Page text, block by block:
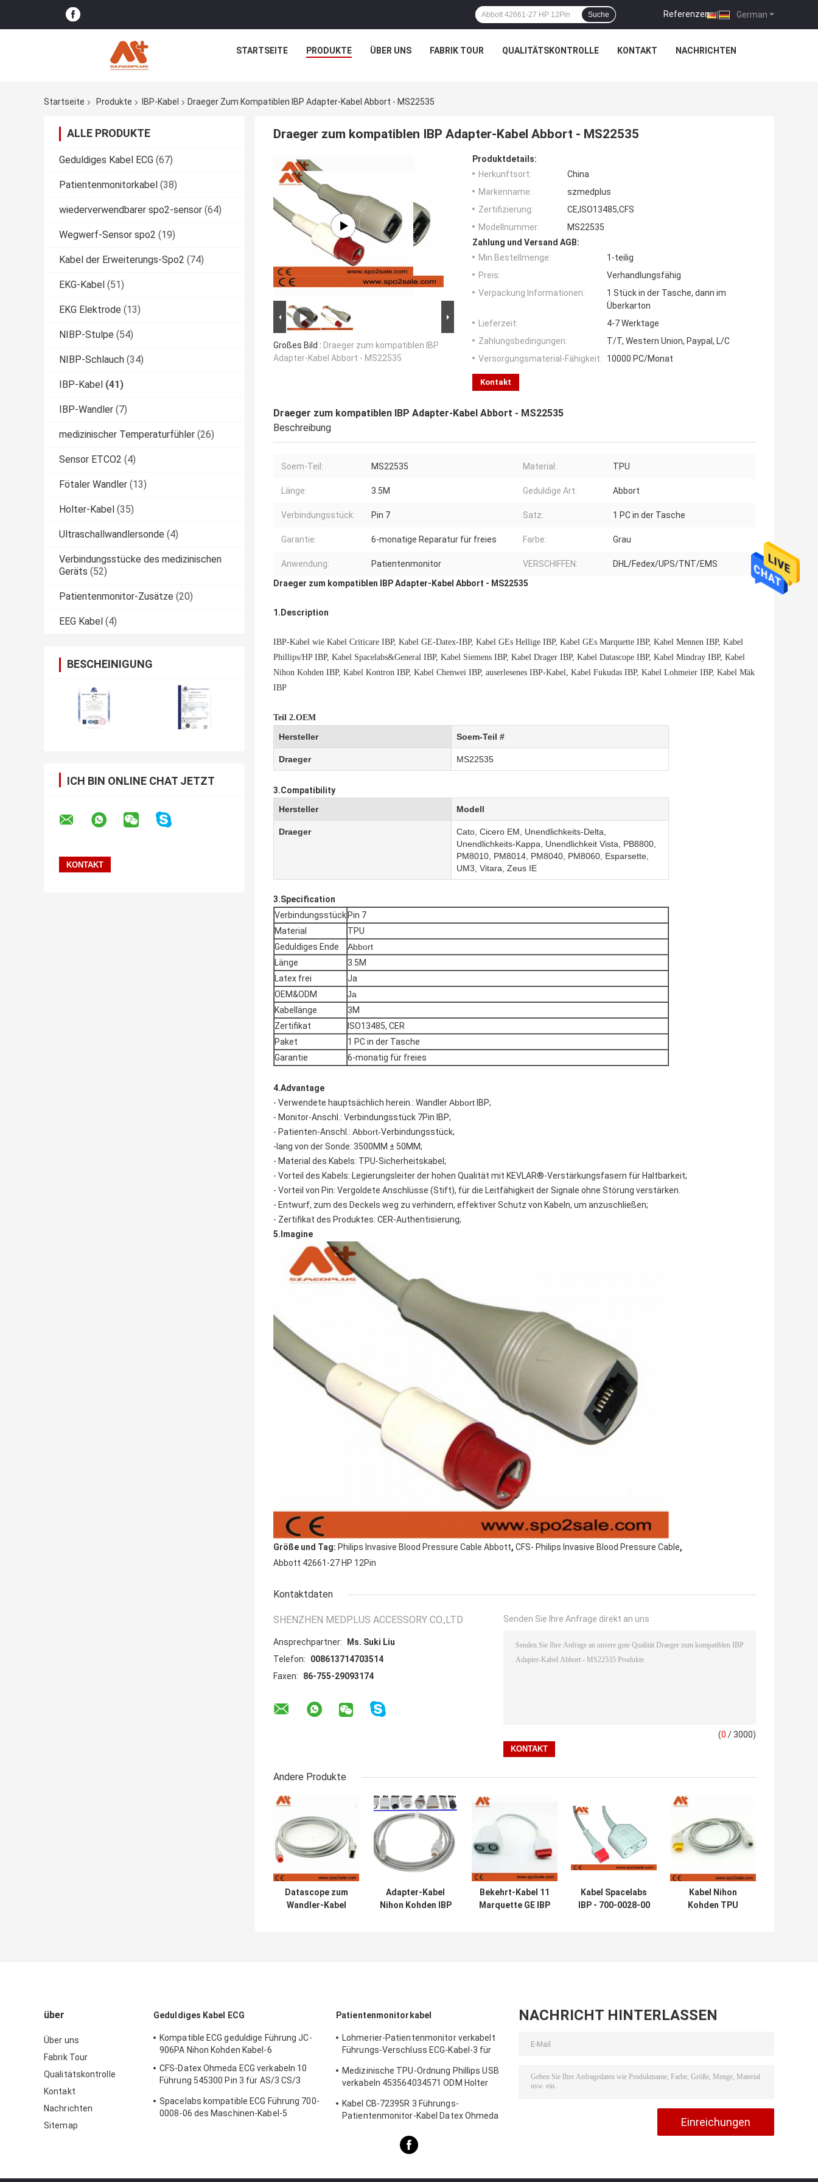
German
Referenzen |
Suche
STARTSEITE PRODUKTE ÜBER UNS FABRIK TOUR QUALITÄTSKONTROLLE KONTAKT NACHRICHTEN
Startseite Produkte IBP-Kabel Draeger Zum Kompatiblen IBP Adapter-Kabel Abbort - MS22535
ALLE PRODUKTE
Geduldiges Kabel ECG (67)
Patientenmonitorkabel (38)
wiederverwendbarer spo2-sensor (64)
Wegwerf-Sensor spo2 (19)
Kabel der Erweiterungs-Spo2 (74)
EKG-Kabel (51)
EKG Elektrode (13)
NIBP-Stulpe (54)
NIBP-Schlauch (34)
IBP-Kabel (41)
IBP-Wandler (7)
medizinischer Temperaturfühler (26)
Sensor ETCO2 (4)
Fötaler Wandler (13)
Holter-Kabel (35)
Ultraschallwandlersonde (4)
Verbindungsstücke des medizinischen
Geräts (52)
Patientenmonitor-Zusätze (20)
EEG Kabel (4)
BESCHEINIGUNG
ICH BIN ONLINE CHAT JETZT
Draeger zum kompatiblen IBP Adapter-Kabel Abbort - MS22535
Großes Bild : Draeger zum kompatiblen IBP
Adapter-Kabel Abbort - MS22535
Produktdetails:
Herkunftsort:
China
Markenname:
szmedplus
Zertifizierung:
CE,ISO13485,CFS
Modellnummer:
MS22535
Zahlung und Versand AGB:
Min Bestellmenge:
1-teilig
Preis:
Verhandlungsfähig
Verpackung Informationen:
1 Stück in der Tasche, dann im
Überkarton
Lieferzeit:
4-7 Werktage
Zahlungsbedingungen:
T/T, Western Union, Paypal, L/C
Versorgungsmaterial-Fähigkeit:
10000 PC/Monat
Kontakt
Draeger zum kompatiblen IBP Adapter-Kabel Abbort - MS22535
Beschreibung
Soem-Teil: MS22535 Material: TPU
Länge: 3.5M Geduldige Art: Abbort
Verbindungsstück: Pin 7 Satz: 1 PC in der Tasche
Garantie: 6-monatige Reparatur für freies Farbe: Grau
Anwendung: Patientenmonitor VERSCHIFFEN:
DHL/Fedex/UPS/TNT/EMS
Draeger zum kompatiblen IBP Adapter-Kabel Abbort - MS22535
1.Description
IBP-Kabel wie Kabel Criticare IBP, Kabel GE-Datex-IBP, Kabel GEs Hellige IBP, Kabel GEs Marquette IBP, Kabel Mennen IBP, Kabel
Phillips/HP IBP, Kabel Spacelabs&General IBP, Kabel Siemens IBP, Kabel Drager IBP, Kabel Datascope IBP, Kabel Mindray IBP, Kabel
Nihon Kohden IBP, Kabel Kontron IBP, Kabel Chenwei IBP, auserlesenes IBP-Kabel, Kabel Fukudas IBP, Kabel Lohmeier IBP, Kabel Mäk
IBP
Teil 2.OEM
Hersteller Soem-Teil #
Draeger MS22535
3.Compatibility
Hersteller
Modell
Draeger
Cato, Cicero EM, Unendlichkeits-Delta,
Unendlichkeits-Kappa, Unendlichkeit Vista, PB8800,
PM8010, PM8014, PM8040, PM8060, Esparsette,
UM3, Vitara, Zeus IE
3.Specification
Verbindungsstück Pin 7
Material
TPU
Geduldiges Ende
Abbort
Länge
3.5M
Latex frei
Ja
OEM&ODM
Ja
Kabellänge
3M
Zertifikat
ISO13485, CER
Paket
1 PC in der Tasche
Garantie
6-monatig für freies
4.Advantage
- Verwendete hauptsächlich herein.: WandlerAbbort IBP;
- Monitor-Anschl.: Verbindungsstück 7Pin IBP;
- Patienten-Anschl.: Abbort-Verbindungsstück;
-lang von der Sonde: 3500MM ± 50MM;
- Material des Kabels: TPU-Sicherheitskabel;
- Vorteil des Kabels: Legierungsleiter der hohen Qualität mit KEVLAR®-Verstärkungsfasern für Haltbarkeit;
- Vorteil von Pin: Vergoldete Anschlüsse (Stift), für die Leitfähigkeit der Signale ohne Störung verstärken.
- Entwurf, zum des Deckels weg zu verhindern, effektiver Schutz von Kabeln, um anzuschließen;
- Zertifikat des Produktes: CER-Authentisierung;
5.Imagine
Größe und Tag: Philips Invasive Blood Pressure Cable Abbott, CFS- Philips Invasive Blood Pressure Cable,
Abbott 42661-27 HP 12Pin
Kontaktdaten
SHENZHEN MEDPLUS ACCESSORY CO.,LTD
Ansprechpartner:
Ms. Suki Liu
Telefon:
008613714703514
Faxen:
86-755-29093174
Senden Sie Ihre Anfrage direkt an uns
(0 / 3000)
Andere Produkte
Datascope zum
Wandler-Kabel
Adapter-Kabel
Nihon Kohden IBP
Bekehrt-Kabel 11
Marquette GE IBP
Kabel Spacelabs
IBP - 700-0028-00
Kabel Nihon
Kohden TPU
über
Über uns
Fabrik Tour
Qualitätskontrolle
Kontakt
Nachrichten
Sitemap
Geduldiges Kabel ECG
Kompatible ECG geduldige Führung JC-
906PA Nihon Kohden Kabel-6
CFS-Datex Ohmeda ECG verkabeln 10
Führung 545300 Pin 3 für AS/3 CS/3
Spacelabs kompatible ECG Führung 700-
0008-06 des Maschinen-Kabel-5
Patientenmonitorkabel
Lohmerier-Patientenmonitor verkabelt
Führungs-Verschluss ECG-Kabel-3 für
Medizinische TPU-Ordnung Phillips USB
verkabeln 453564034571 ODM Holter
Kabel CB-72395R 3 Führungs-
Patientenmonitor-Kabel Datex Ohmeda
NACHRICHT HINTERLASSEN